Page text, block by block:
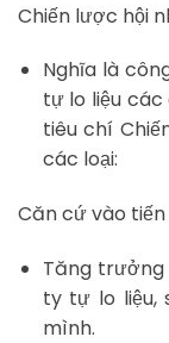
Chiến lược hội
Nghĩa là
tự lo liệu
tiêu chí
các loại:
Căn cứ vào
Tăng trưởng
ty tự lo liệu,
mình.